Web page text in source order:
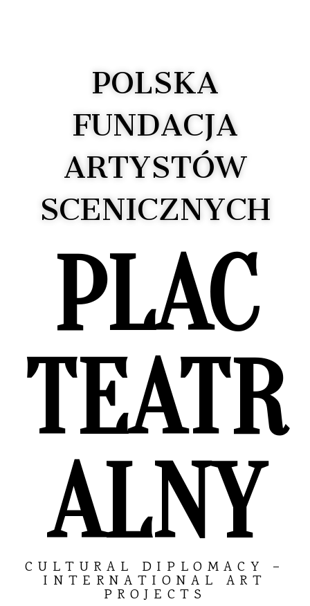
POLSKA
FUNDACJA
ARTYSTÓW
SCENICZNYCH
PLAC
TEATR
ALNY
CULTURAL DIPLOMACY –
INTERNATIONAL ART
PROJECTS